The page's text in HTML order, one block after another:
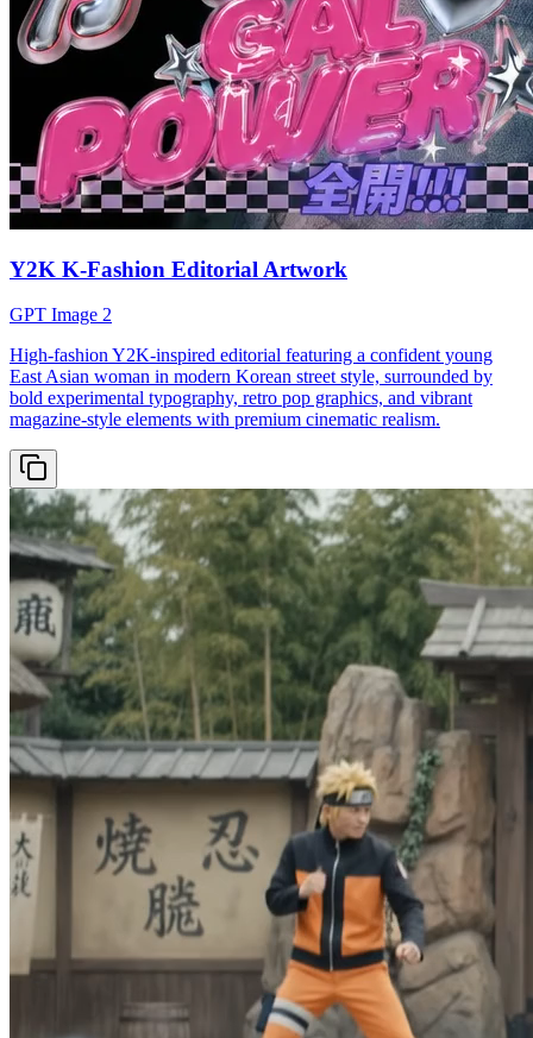
Y2K K-Fashion Editorial Artwork
GPT Image 2
High-fashion Y2K-inspired editorial featuring a confident young
East Asian woman in modern Korean street style, surrounded by
bold experimental typography, retro pop graphics, and vibrant
magazine-style elements with premium cinematic realism.